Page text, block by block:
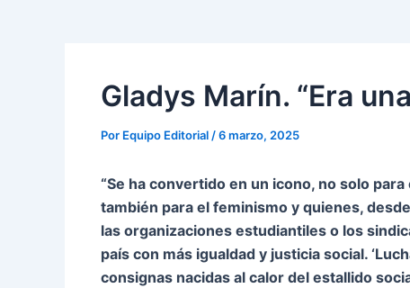
Gladys Marín. “Era
Por Equipo Editorial /6 marzo, 2025
“Se ha convertido en un icono, no solo
también para el feminismo y quienes,
las organizaciones estudiantiles o los
país con más igualdad y justicia social.
consignas nacidas al calor del estallido